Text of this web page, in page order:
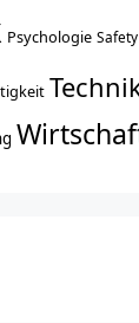
Psychologie Safety